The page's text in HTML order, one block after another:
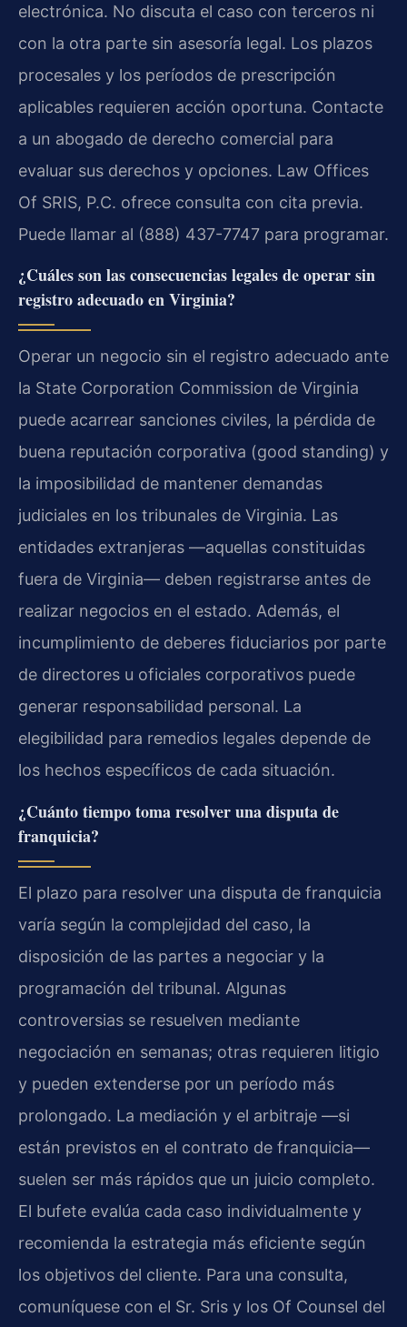
electrónica. No discuta el caso con terceros ni
con la otra parte sin asesoría legal. Los plazos
procesales y los períodos de prescripción
aplicables requieren acción oportuna. Contacte
a un abogado de derecho comercial para
evaluar sus derechos y opciones. Law Offices
Of SRIS, P.C. ofrece consulta con cita previa.
Puede llamar al (888) 437-7747 para programar.
¿Cuáles son las consecuencias legales de operar sin
registro adecuado en Virginia?
Operar un negocio sin el registro adecuado ante
la State Corporation Commission de Virginia
puede acarrear sanciones civiles, la pérdida de
buena reputación corporativa (good standing) y
la imposibilidad de mantener demandas
judiciales en los tribunales de Virginia. Las
entidades extranjeras —aquellas constituidas
fuera de Virginia— deben registrarse antes de
realizar negocios en el estado. Además, el
incumplimiento de deberes fiduciarios por parte
de directores u oficiales corporativos puede
generar responsabilidad personal. La
elegibilidad para remedios legales depende de
los hechos específicos de cada situación.
¿Cuánto tiempo toma resolver una disputa de
franquicia?
El plazo para resolver una disputa de franquicia
varía según la complejidad del caso, la
disposición de las partes a negociar y la
programación del tribunal. Algunas
controversias se resuelven mediante
negociación en semanas; otras requieren litigio
y pueden extenderse por un período más
prolongado. La mediación y el arbitraje —si
están previstos en el contrato de franquicia—
suelen ser más rápidos que un juicio completo.
El bufete evalúa cada caso individualmente y
recomienda la estrategia más eficiente según
los objetivos del cliente. Para una consulta,
comuníquese con el Sr. Sris y los Of Counsel del